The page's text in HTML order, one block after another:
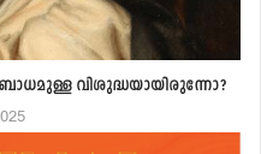
വിശുദ്ധയായിരുന്നോ?